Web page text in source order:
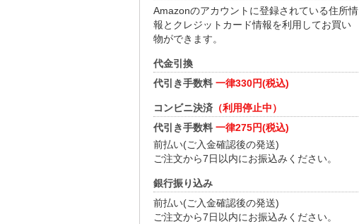
Amazonのアカウントに登録されている住所情
報とクレジットカード情報を利用してお買い
物ができます。
代金引換
代引き手数料 一律330円(税込)
コンビニ決済 （利用停止中）
代引き手数料 一律275円(税込)
前払い(ご入金確認後の発送)
ご注文から7日以内にお振込みください。
銀行振り込み
前払い(ご入金確認後の発送)
ご注文から7日以内にお振込みください。